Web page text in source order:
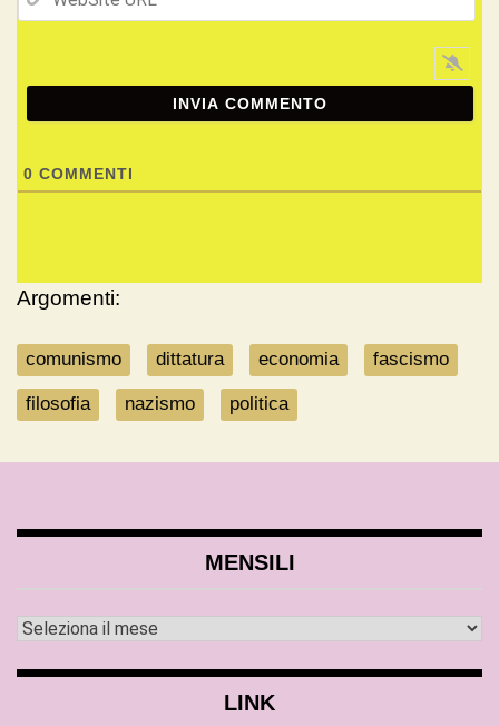
0 COMMENTI
Argomenti:
comunismo dittatura economia fascismo
filosofia nazismo politica
MENSILI
LINK